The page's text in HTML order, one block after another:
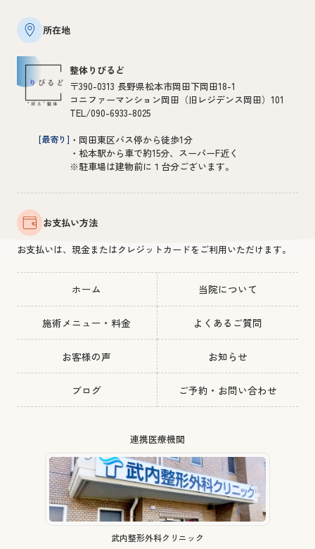
所在地
整体りびるど
〒390-0313 長野県松本市岡田下岡田18-1
コニファーマンション岡田（旧レジデンス岡田）101
TEL/090-6933-8025
[最寄り] ・岡田東区バス停から徒歩1分
・松本駅から車で約15分、スーパーF近く
※駐車場は建物前に１台分ございます。
お支払い方法
お支払いは、現金またはクレジットカードをご利用いただけます。
ホーム 当院について
施術メニュー・料金 よくあるご質問
お客様の声 お知らせ
ブログ ご予約・お問い合わせ
連携医療機関
武内整形外科クリニック